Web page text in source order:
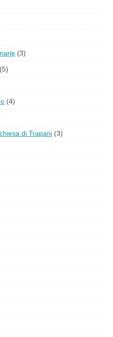
(3)
(5)
(4)
di Trapani (3)